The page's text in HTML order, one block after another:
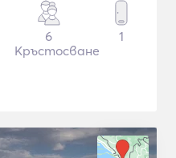
6
Кръстосване
1